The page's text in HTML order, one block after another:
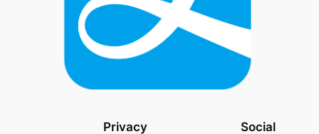
Privacy Social